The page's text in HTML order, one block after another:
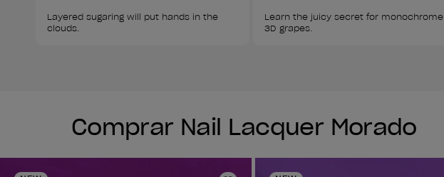
Layered sugaring will put hands in the
clouds.
Learn the juicy secret for monochrome
3D grapes.
Comprar Nail Lacquer Morado